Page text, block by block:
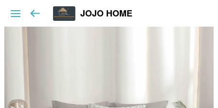
JOJO HOME